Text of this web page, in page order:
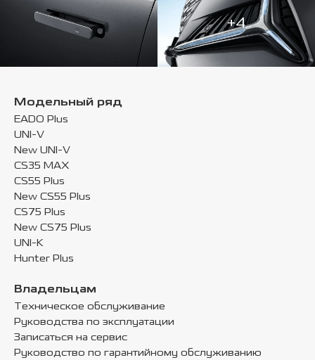
+4
Модельный ряд
EADO Plus
UNI-V
New UNI-V
CS35 MAX
CS55 Plus
New CS55 Plus
CS75 Plus
New CS75 Plus
UNI-K
Hunter Plus
Владельцам
Техническое обслуживание
Руководства по эксплуатации
Записаться на сервис
Руководство по гарантийному обслуживанию